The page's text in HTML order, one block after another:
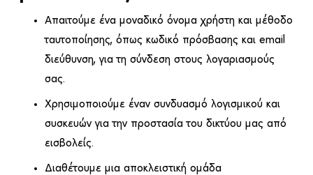
Απαιτούμε ένα μοναδικό όνομα χρήστη και μέθοδο
ταυτοποίησης, όπως κωδικό πρόσβασης και email
διεύθυνση, για τη σύνδεση στους λογαριασμούς
σας.
Χρησιμοποιούμε έναν συνδυασμό λογισμικού και
συσκευών για την προστασία του δικτύου μας από
εισβολείς.
Διαθέτουμε μια αποκλειστική ομάδα